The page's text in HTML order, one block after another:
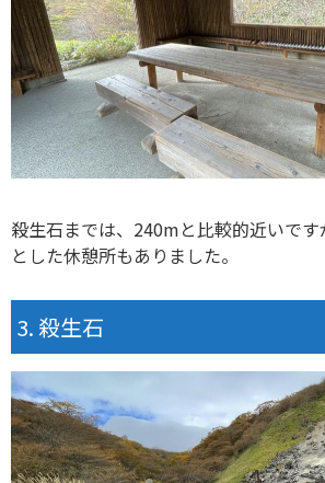
殺生石までは、240mと比較的近いで
とした休憩所もありました。
殺生石